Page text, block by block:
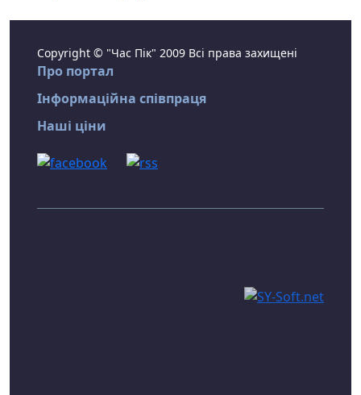
Copyright © "Час Пік" 2009 Всі права захищені
Про портал
Інформаційна співпраця
Наші ціни